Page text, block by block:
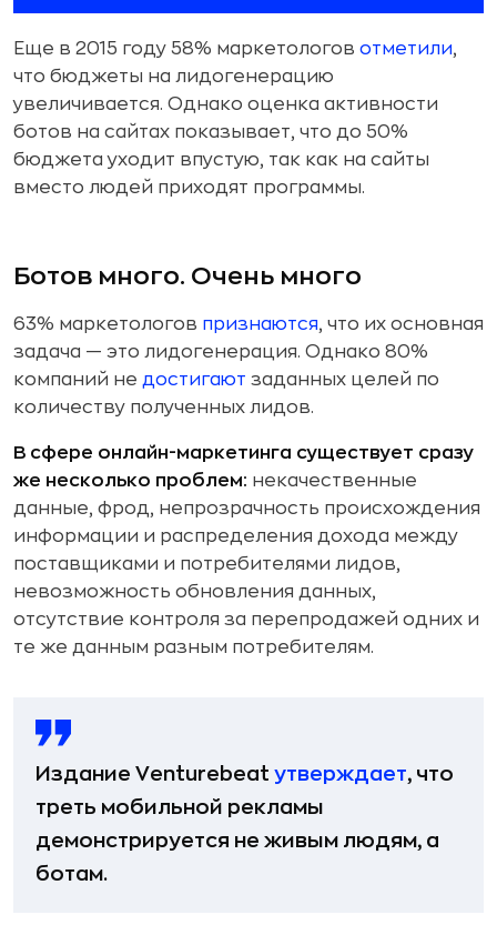
Еще в 2015 году 58% маркетологов отметили,
что бюджеты на лидогенерацию
увеличивается. Однако оценка активности
ботов на сайтах показывает, что до 50%
бюджета уходит впустую, так как на сайты
вместо людей приходят программы.
Ботов много. Очень много
63% маркетологов признаются, что их основная
задача — это лидогенерация. Однако 80%
компаний не достигают заданных целей по
количеству полученных лидов.
В сфере онлайн-маркетинга существует сразу
же несколько проблем: некачественные
данные, фрод, непрозрачность происхождения
информации и распределения дохода между
поставщиками и потребителями лидов,
невозможность обновления данных,
отсутствие контроля за перепродажей одних и
те же данным разным потребителям.
Издание Venturebeat утверждает, что
треть мобильной рекламы
демонстрируется не живым людям, а
ботам.